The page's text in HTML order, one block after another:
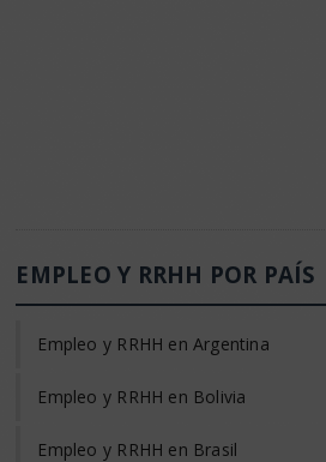
EMPLEO Y RRHH POR PAÍS
Empleo y RRHH en Argentina
Empleo y RRHH en Bolivia
Empleo y RRHH en Brasil